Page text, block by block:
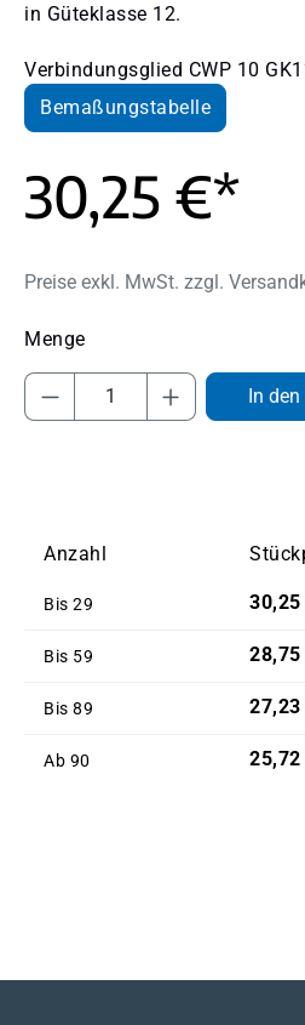
in Güteklasse 12.
Verbindungsglied CWP 10
Bemaßungstabelle
30,25 €*
Preise exkl. MwSt. zzgl.
Produkt Anzahl: Gib
In
Anzahl
Bis 29
Bis 59
Bis 89
Ab 90